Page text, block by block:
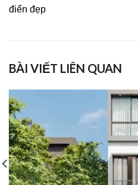
điển đẹp
BÀI VIẾT LIÊN QUAN